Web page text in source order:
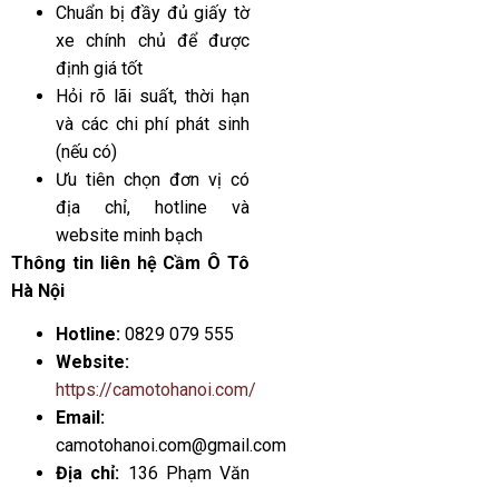
Chuẩn bị đầy đủ giấy tờ
xe chính chủ để được
định giá tốt
Hỏi rõ lãi suất, thời hạn
và các chi phí phát sinh
(nếu có)
Ưu tiên chọn đơn vị có
địa chỉ, hotline và
website minh bạch
Thông tin liên hệ Cầm Ô Tô
Hà Nội
Hotline: 0829 079 555
Website:
https://camotohanoi.com/
Email:
camotohanoi.com@gmail.com
Địa chỉ: 136 Phạm Văn